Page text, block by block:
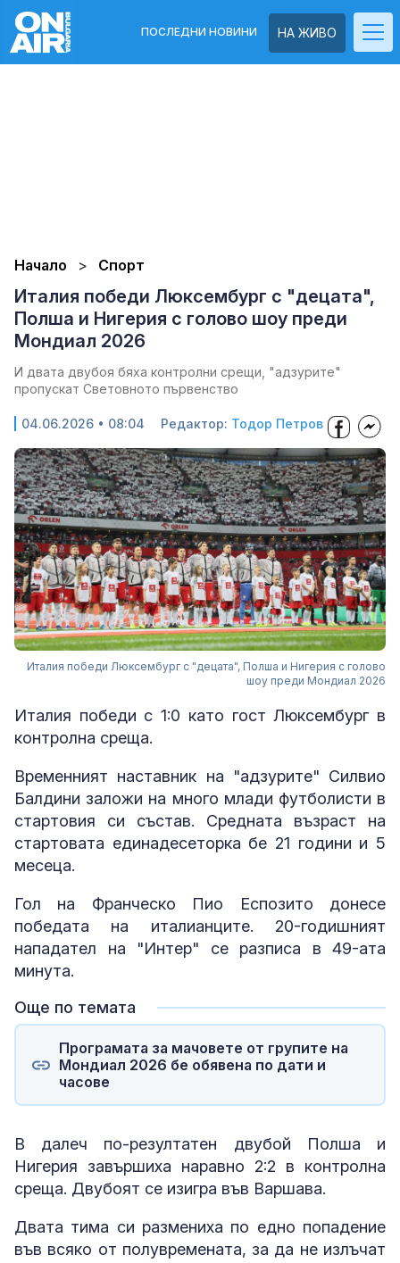
НА ЖИВО
ПОСЛЕДНИ НОВИНИ
Начало Спорт
Италия победи Люксембург с "децата",
Полша и Нигерия с голово шоу преди
Мондиал 2026
И двата двубоя бяха контролни срещи, "адзурите"
пропускат Световното първенство
04.06.2026 • 08:04 Редактор: Тодор Петров
Италия победи Люксембург с "децата", Полша и Нигерия с голово
шоу преди Мондиал 2026
Италия победи с 1:0 като гост Люксембург в
контролна среща.
Временният наставник на "адзурите" Силвио
Балдини заложи на много млади футболисти в
стартовия си състав. Средната възраст на
стартовата единадесеторка бе 21 години и 5
месеца.
Гол на Франческо Пио Еспозито донесе
победата на италианците. 20-годишният
нападател на "Интер" се разписа в 49-ата
минута.
Още по темата
Програмата за мачовете от групите на
Мондиал 2026 бе обявена по дати и
часове
В далеч по-резултатен двубой Полша и
Нигерия завършиха наравно 2:2 в контролна
среща. Двубоят се изигра във Варшава.
Двата тима си размениха по едно попадение
във всяко от полувремената, за да не излъчат